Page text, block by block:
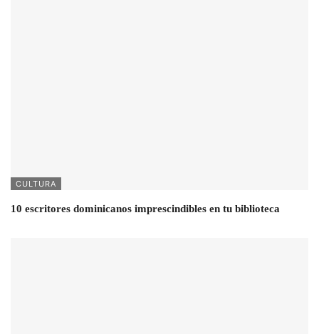
CULTURA
10 escritores dominicanos imprescindibles en tu biblioteca